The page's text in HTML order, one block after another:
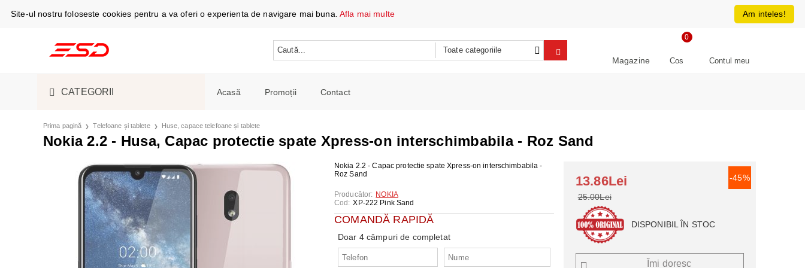
RON
Magazine Cos
0
Contul meu
CATEGORII
TELEFOANE ȘI TABLETE CABLURI DE DATE ȘI ÎNCĂRCARE
ÎNCĂRCĂTOARE
HUSE, CAPACE TELEFOANE ȘI TABLETE
ÎNCĂRCARE WIRELESS
SMARTWATCH ȘI GADGET
ACCESORII ELECTRONICE
ȘI ELECTROCASNICE
ESPRESSOARE ȘI CAFETIERE
FRIGIDERE SI COMBINE FRIGORIFICE
PIESE DE SCHIMB
Espressoare
Masini de spalat si Uscatoare
Camere foto și video
Aer condiționat
Frigidere și combine
frigorifice
LICHIDARE STOC
SUVENIRURI
Acasă Promoții Contact
Prima pagină Telefoane și tablete Huse, capace telefoane și tablete
Nokia 2.2 - Husa, Capac protectie spate Xpress-on interschimbabila - Roz Sand
Nokia 2.2 - Capac protectie spate Xpress-on interschimbabila -
Roz Sand
Producător: NOKIA
Cod: XP-222 Pink Sand
COMANDĂ RAPIDĂ
Doar 4 câmpuri de completat
-45%
13.86Lei
25.00Lei
DISPONIBIL ÎN STOC
Îmi doresc
Am inteles!
Site-ul nostru foloseste cookies pentru a va oferi o experienta de navigare mai buna.Afla mai multe